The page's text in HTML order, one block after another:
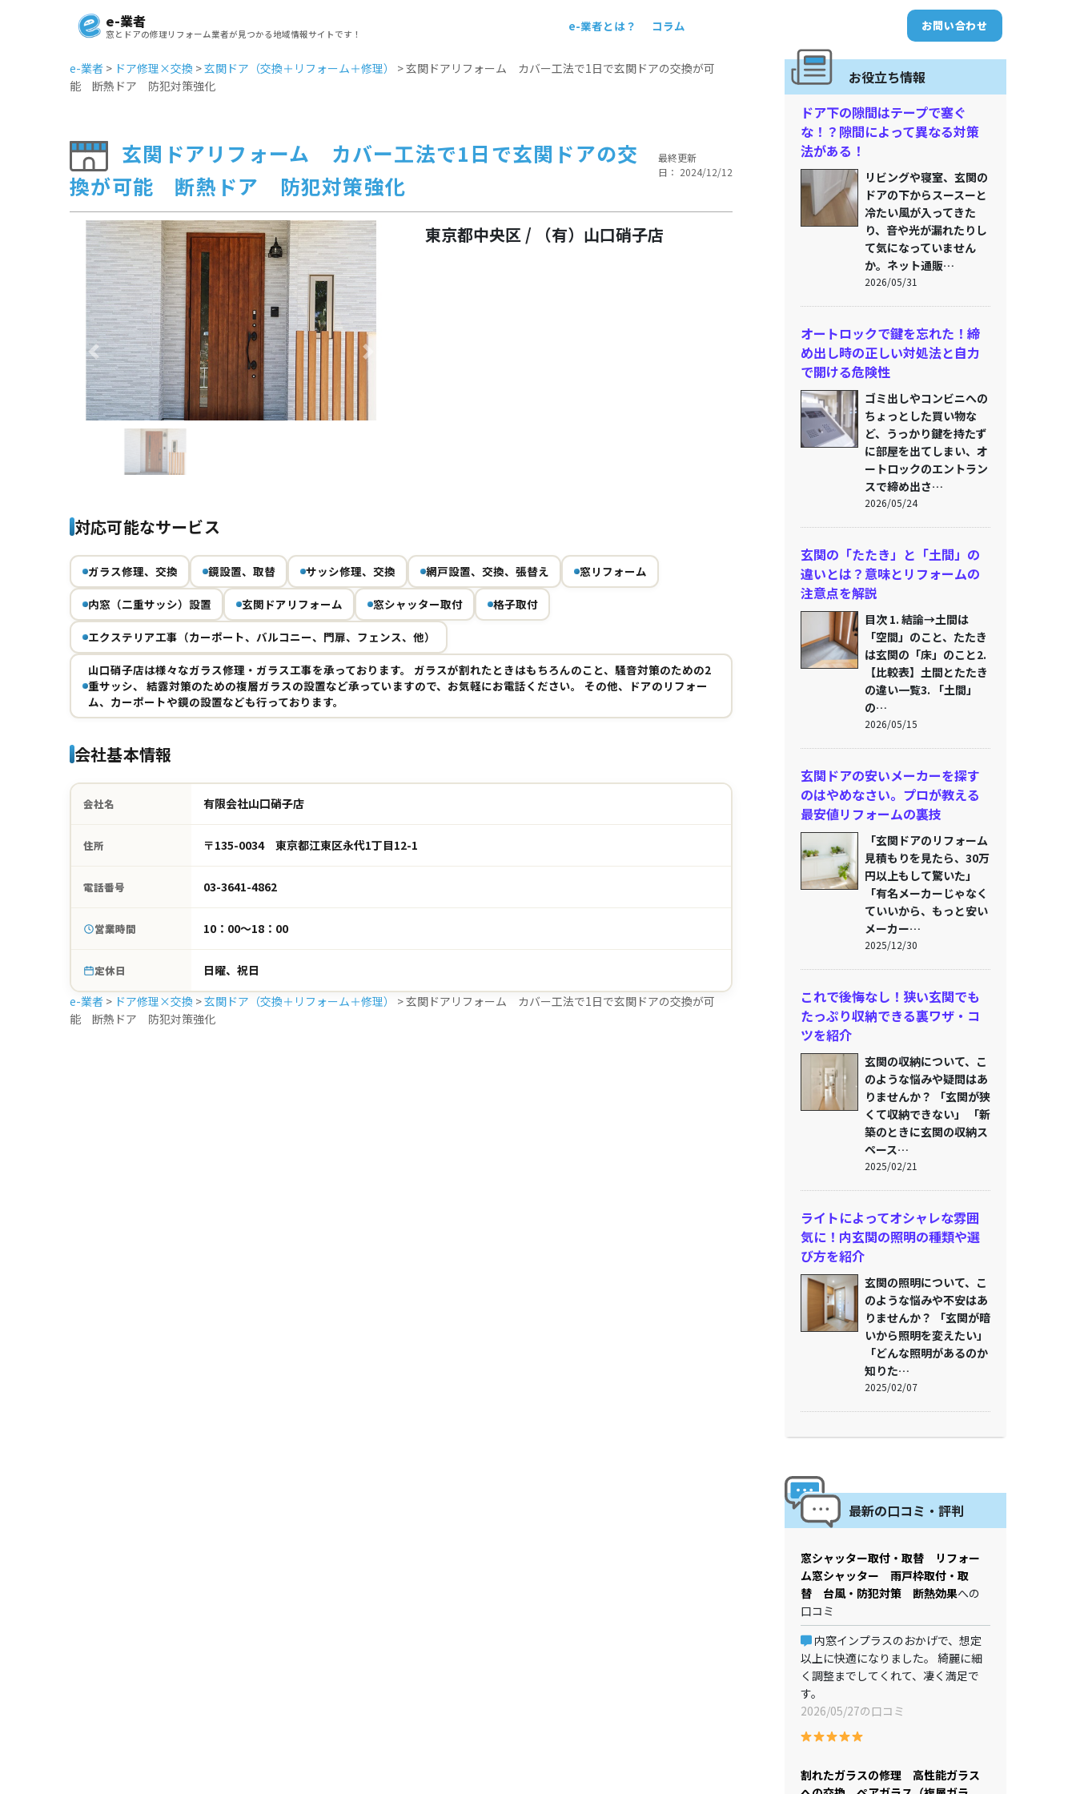
e-業者
窓とドアの修理リフォーム業者が見つかる地域情報サイトです！
e-業者とは？ コラム お問い合わせ
e-業者 > ドア修理×交換 >玄関ドア（交換＋リフォーム＋修理） >玄関ドアリフォーム カバー工法で1日で玄関ドアの交換が可
能 断熱ドア 防犯対策強化
玄関ドアリフォーム カバー工法で1日で玄関ドアの交
換が可能 断熱ドア 防犯対策強化
最終更新
日： 2024/12/12
Previous Next
東京都中央区 / （有）山口硝子店
対応可能なサービス
ガラス修理、交換 鏡設置、取替 サッシ修理、交換 網戸設置、交換、張替え 窓リフォーム
内窓（二重サッシ）設置 玄関ドアリフォーム 窓シャッター取付 格子取付
エクステリア工事（カーポート、バルコニー、門扉、フェンス、他）
山口硝子店は様々なガラス修理・ガラス工事を承っております。 ガラスが割れたときはもちろんのこと、騒音対策のための2
重サッシ、 結露対策のための複層ガラスの設置など承っていますので、お気軽にお電話ください。 その他、ドアのリフォー
ム、カーポートや鏡の設置なども行っております。
会社基本情報
会社名 有限会社山口硝子店
住所 〒135-0034 東京都江東区永代1丁目12-1
電話番号 03-3641-4862
営業時間 10：00～18：00
定休日
日曜、祝日
e-業者 > ドア修理×交換 >玄関ドア（交換＋リフォーム＋修理） >玄関ドアリフォーム カバー工法で1日で玄関ドアの交換が可
能 断熱ドア 防犯対策強化
お役立ち情報
ドア下の隙間はテープで塞ぐ
な！？隙間によって異なる対策
法がある！
リビングや寝室、玄関の
ドアの下からスースーと
冷たい風が入ってきた
り、音や光が漏れたりし
て気になっていません
か。ネット通販…
2026/05/31
オートロックで鍵を忘れた！締
め出し時の正しい対処法と自力
で開ける危険性
ゴミ出しやコンビニへの
ちょっとした買い物な
ど、うっかり鍵を持たず
に部屋を出てしまい、オ
ートロックのエントラン
スで締め出さ…
2026/05/24
玄関の「たたき」と「土間」の
違いとは？意味とリフォームの
注意点を解説
目次 1. 結論→土間は
「空間」のこと、たたき
は玄関の「床」のこと2.
【比較表】土間とたたき
の違い一覧3. 「土間」
の…
2026/05/15
玄関ドアの安いメーカーを探す
のはやめなさい。プロが教える
最安値リフォームの裏技
「玄関ドアのリフォーム
見積もりを見たら、30万
円以上もして驚いた」
「有名メーカーじゃなく
ていいから、もっと安い
メーカー…
2025/12/30
これで後悔なし！狭い玄関でも
たっぷり収納できる裏ワザ・コ
ツを紹介
玄関の収納について、こ
のような悩みや疑問はあ
りませんか？ 「玄関が狭
くて収納できない」 「新
築のときに玄関の収納ス
ペース…
2025/02/21
ライトによってオシャレな雰囲
気に！内玄関の照明の種類や選
び方を紹介
玄関の照明について、こ
のような悩みや不安はあ
りませんか？ 「玄関が暗
いから照明を変えたい」
「どんな照明があるのか
知りた…
2025/02/07
最新の口コミ・評判
窓シャッター取付・取替 リフォー
ム窓シャッター 雨戸枠取付・取
替 台風・防犯対策 断熱効果への
口コミ
内窓インプラスのおかげで、想定
以上に快適になりました。 綺麗に細
く調整までしてくれて、凄く満足で
す。
2026/05/27の口コミ
割れたガラスの修理 高性能ガラス